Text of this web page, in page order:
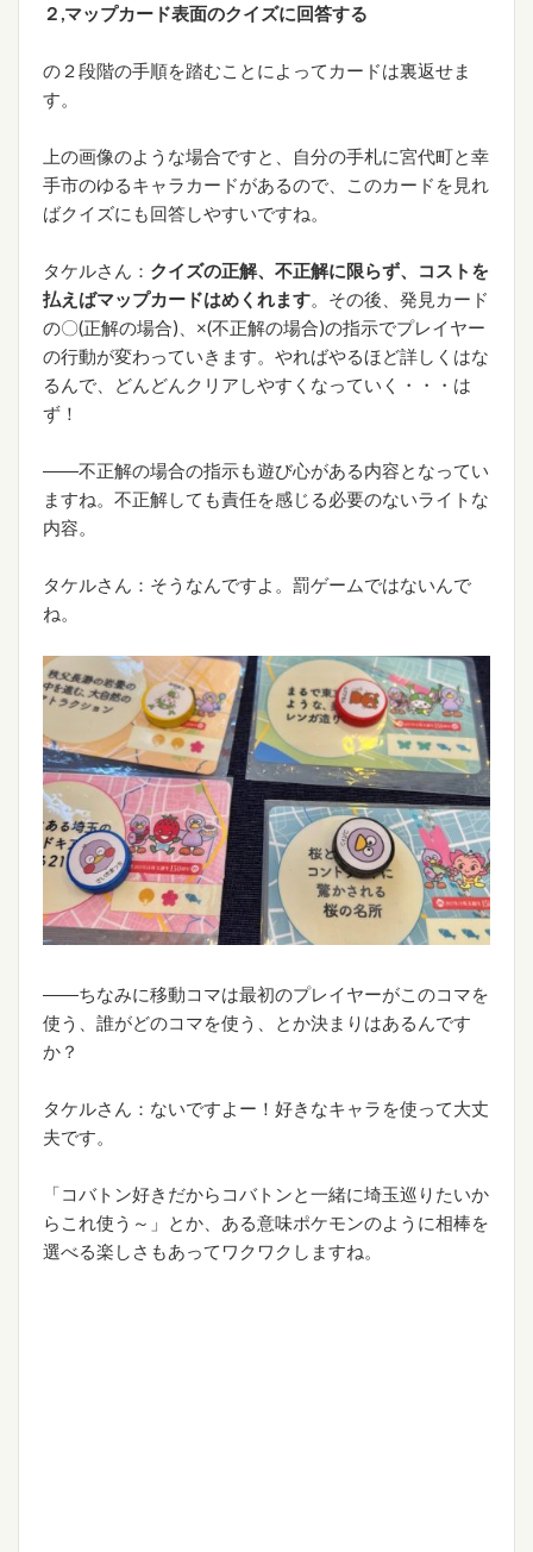
２,マップカード表面のクイズに回答する
の２段階の手順を踏むことによってカードは裏返せま
す。
上の画像のような場合ですと、自分の手札に宮代町と幸
手市のゆるキャラカードがあるので、このカードを見れ
ばクイズにも回答しやすいですね。
タケルさん： クイズの正解、不正解に限らず、コストを
払えばマップカードはめくれます。その後、発見カード
の〇(正解の場合)、×(不正解の場合)の指示でプレイヤー
の行動が変わっていきます。やればやるほど詳しくはな
るんで、どんどんクリアしやすくなっていく・・・は
ず！
――不正解の場合の指示も遊び心がある内容となってい
ますね。不正解しても責任を感じる必要のないライトな
内容。
タケルさん：そうなんですよ。罰ゲームではないんで
ね。
――ちなみに移動コマは最初のプレイヤーがこのコマを
使う、誰がどのコマを使う、とか決まりはあるんです
か？
タケルさん：ないですよー！好きなキャラを使って大丈
夫です。
「コバトン好きだからコバトンと一緒に埼玉巡りたいか
らこれ使う～」とか、ある意味ポケモンのように相棒を
選べる楽しさもあってワクワクしますね。